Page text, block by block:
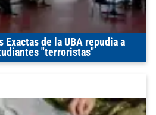
Exactas de la UBA repudia a
"terroristas"